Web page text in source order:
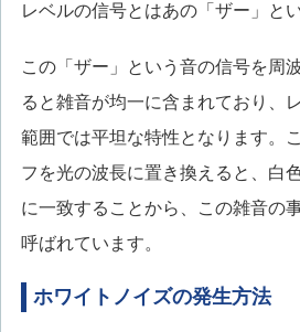
レベルの信号とはあの「ザー」と
この「ザー」という音の信号を周
ると雑音が均一に含まれており、
範囲では平坦な特性となります。
フを光の波長に置き換えると、白
に一致することから、この雑音の
呼ばれています。
ホワイトノイズの発生方法